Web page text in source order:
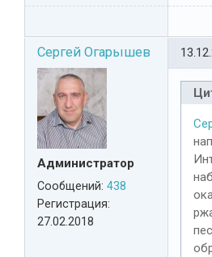
Сергей Огарышев
Администратор
Сообщений: 438
Регистрация:
27.02.2018